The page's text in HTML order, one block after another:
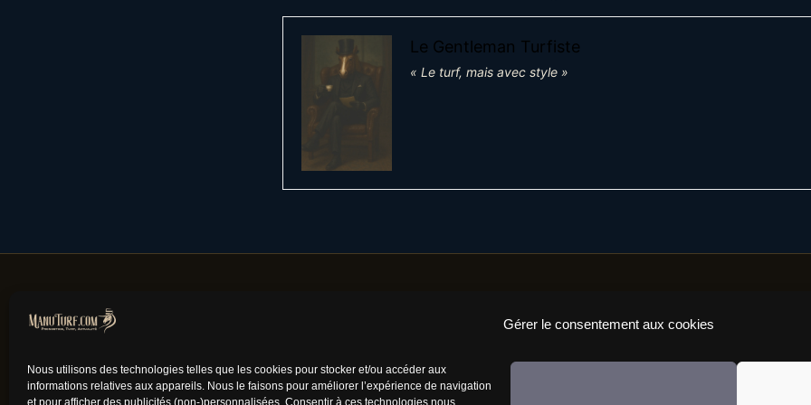
Gérer le consentement aux cookies
Nous utilisons des technologies telles que les cookies pour stocker et/ou accéder aux
informations relatives aux appareils. Nous le faisons pour améliorer l’expérience de navigation
et pour afficher des publicités (non-)personnalisées. Consentir à ces technologies nous
Le Gentleman Turfiste
« Le turf, mais avec style »
Résaux Sociaux